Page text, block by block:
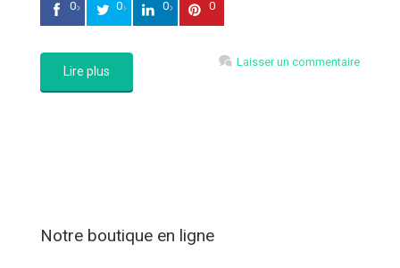
0 0 0 0
Lire plus
Laisser un commentaire
Notre boutique en ligne